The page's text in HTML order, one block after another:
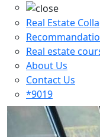
Real Estate
Real estate
About Us
Contact Us
*9019